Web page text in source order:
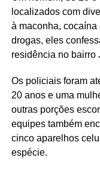
localizados com
à maconha,
drogas, eles
residência no bairro
Os policiais foram
20 anos e uma
outras porções
equipes também
cinco aparelhos
espécie.